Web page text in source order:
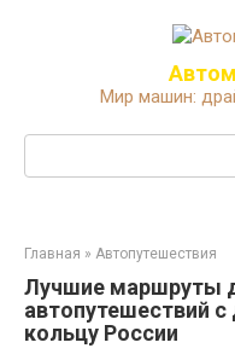
Мир машин:
Главная » Автопутешествия
Лучшие маршруты
автопутешествий
кольцу России